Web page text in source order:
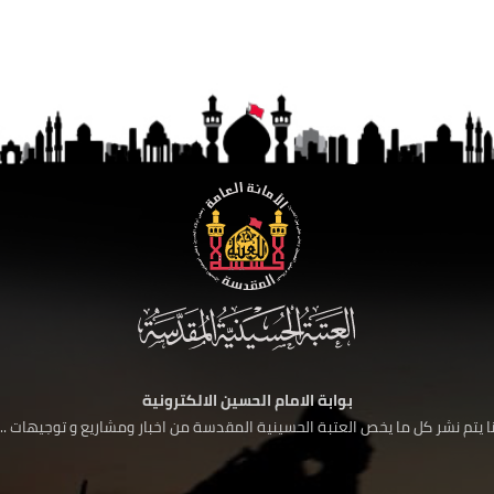
بوابة الامام الحسين الالكترونية
يتم نشر كل ما يخص العتبة الحسينية المقدسة من اخبار ومشاريع و توجيهات